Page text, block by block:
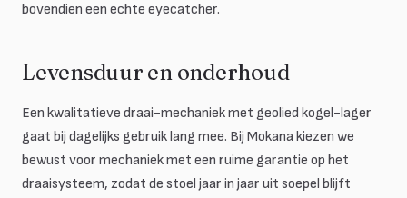
bovendien een echte eyecatcher.
Levensduur en onderhoud
Een kwalitatieve draai-mechaniek met geolied kogel-lager
gaat bij dagelijks gebruik lang mee. Bij Mokana kiezen we
bewust voor mechaniek met een ruime garantie op het
draaisysteem, zodat de stoel jaar in jaar uit soepel blijft